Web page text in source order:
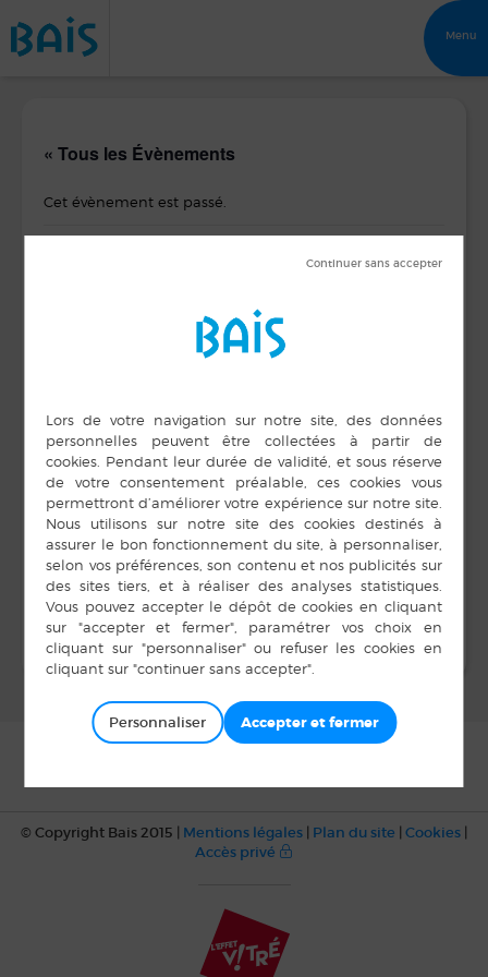
Menu
« Tous les Évènements
Cet évènement est passé.
Date :
23 janvier 2020
Heure :
11 h 00 min à 11 h 30
min
Médiathèque
Espace des Fontaines
BAIS , 35680
Téléphone
02 99 76 57 10
Voir Lieu site web
Bal Unisson Musique Solidarité Théâtre
© Copyright Bais 2015 | Mentions légales | Plan du site | Cookies |
Accès privé
Personnaliser